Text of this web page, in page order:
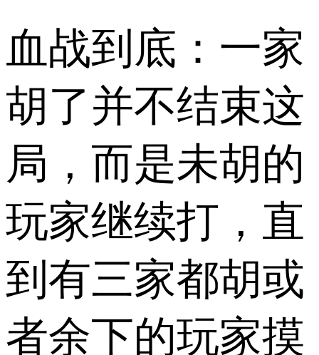
血战到底：一家
胡了并不结束这
局，而是未胡的
玩家继续打，直
到有三家都胡或
者余下的玩家摸